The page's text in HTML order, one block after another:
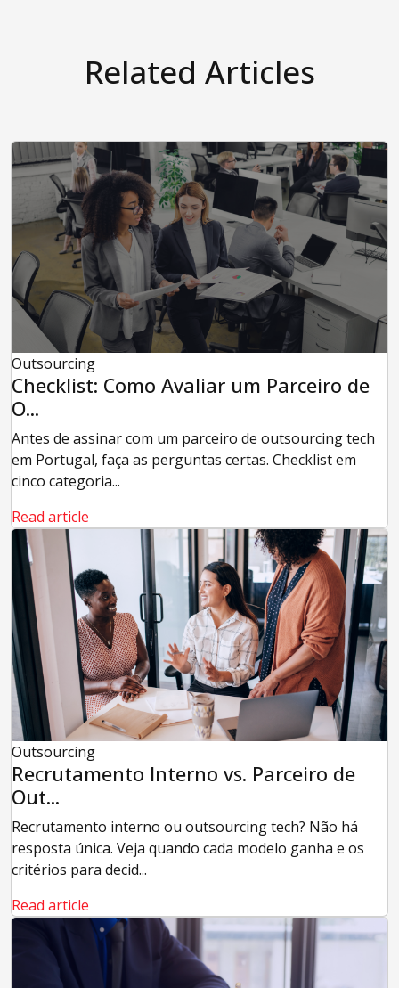
Related Articles
Outsourcing
Checklist: Como Avaliar um Parceiro de
O...
Antes de assinar com um parceiro de outsourcing tech
em Portugal, faça as perguntas certas. Checklist em
cinco categoria...
Read article
Outsourcing
Recrutamento Interno vs. Parceiro de
Out...
Recrutamento interno ou outsourcing tech? Não há
resposta única. Veja quando cada modelo ganha e os
critérios para decid...
Read article